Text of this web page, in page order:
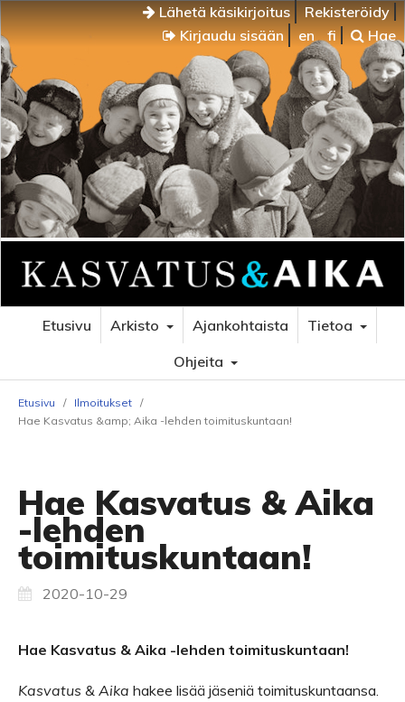
Lähetä käsikirjoitus
Rekisteröidy
Kirjaudu sisään
en fi Hae
Etusivu Arkisto Ajankohtaista
Tietoa
Ohjeita
Etusivu / Ilmoitukset /
Hae Kasvatus &amp; Aika -lehden toimituskuntaan!
Hae Kasvatus & Aika
-lehden
toimituskuntaan!
2020-10-29
Hae Kasvatus & Aika -lehden toimituskuntaan!
Kasvatus & Aika hakee lisää jäseniä toimituskuntaansa.